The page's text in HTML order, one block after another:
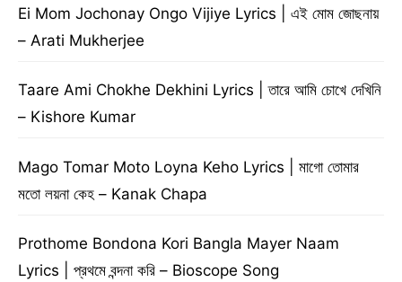
Ei Mom Jochonay Ongo Vijiye Lyrics | এই মোম জোছনায়
– Arati Mukherjee
Taare Ami Chokhe Dekhini Lyrics | তারে আমি চোখে দেখিনি
– Kishore Kumar
Mago Tomar Moto Loyna Keho Lyrics | মাগো তোমার
মতো লয়না কেহ – Kanak Chapa
Prothome Bondona Kori Bangla Mayer Naam
Lyrics | প্রথমে বন্দনা করি – Bioscope Song